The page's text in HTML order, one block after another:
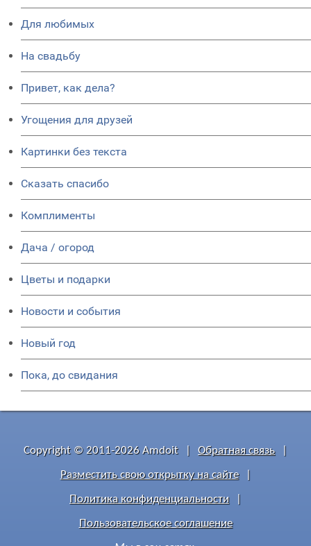
Для любимых
На свадьбу
Привет, как дела?
Угощения для друзей
Картинки без текста
Сказать спасибо
Комплименты
Дача / огород
Цветы и подарки
Новости и события
Новый год
Пока, до свидания
Copyright © 2011-2026 Amdoit Обратная связь
Разместить свою открытку на сайте
Политика конфиденциальности
Пользовательское соглашение